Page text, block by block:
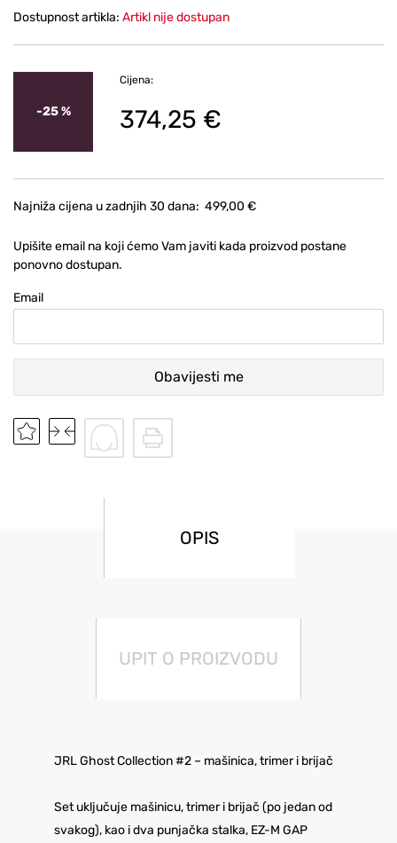
Dostupnost artikla: Artikl nije dostupan
-25 %
Cijena:
374,25 €
Najniža cijena u zadnjih 30 dana: 499,00 €
Upišite email na koji ćemo Vam javiti kada proizvod postane
ponovno dostupan.
Email
Obavijesti me
OPIS
UPIT O PROIZVODU
JRL Ghost Collection #2 – mašinica, trimer i brijač
Set uključuje mašinicu, trimer i brijač (po jedan od
svakog), kao i dva punjačka stalka, EZ-M GAP